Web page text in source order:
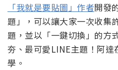
「我就是要貼圖」作者開發
題」，可以讓大家一次收集
題，並以「一鍵切換」的方
夯、最可愛LINE主題！阿達
學。